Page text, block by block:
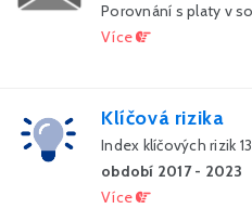
Porovnání s platy v
Více
Klíčová rizika
Index klíčových rizik
období 2017 - 2023
Více